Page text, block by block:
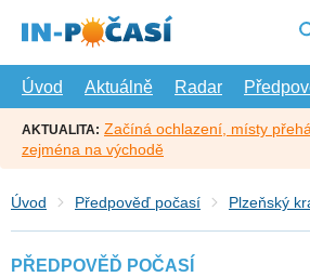
hlavní
Úvod
Aktuálně Radar
AKTUALITA: Začíná ochlazení, místy
zejména na východě
Úvod Předpověď počasí Plzeňský
PŘEDPOVĚĎ POČASÍ